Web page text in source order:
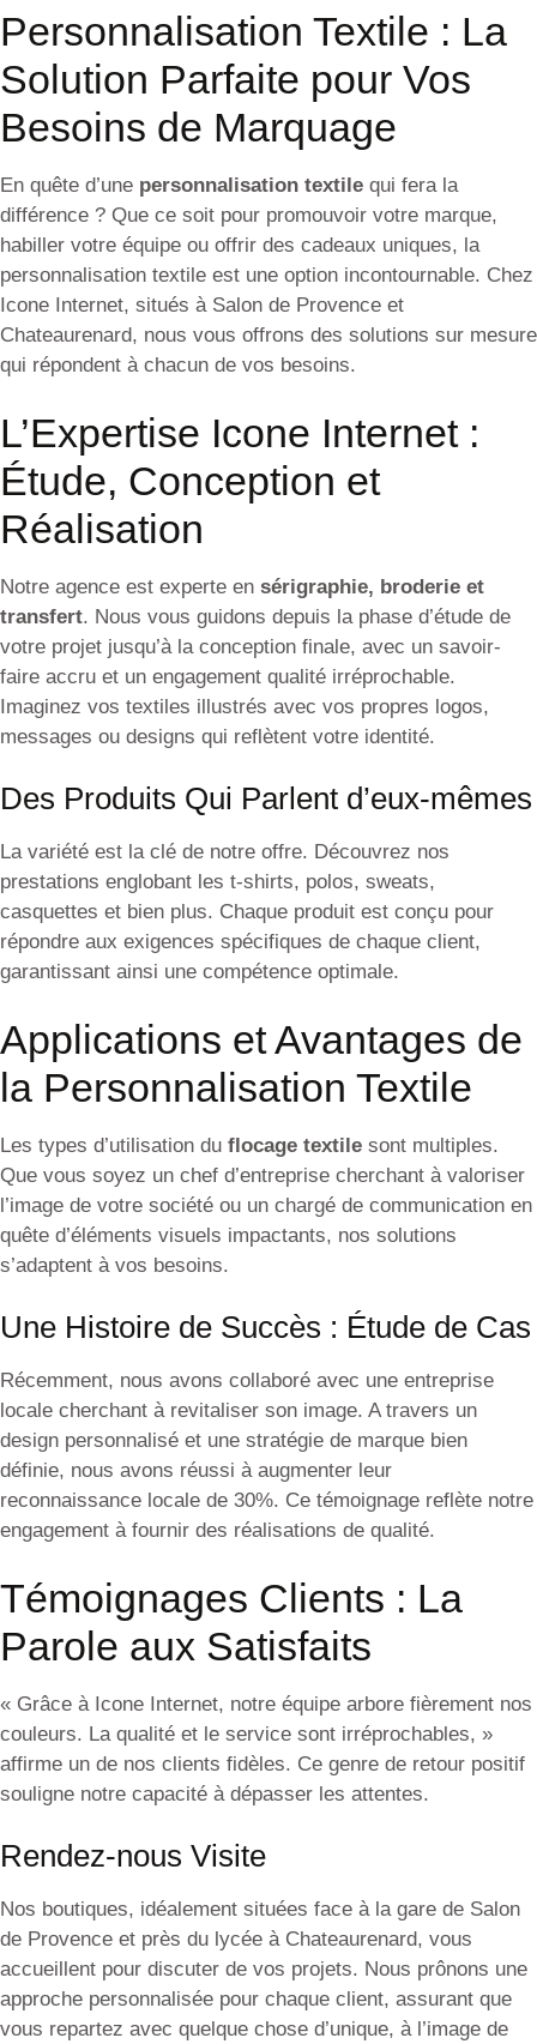
Personnalisation Textile : La
Solution Parfaite pour Vos
Besoins de Marquage
En quête d’une personnalisation textile qui fera la
différence ? Que ce soit pour promouvoir votre marque,
habiller votre équipe ou offrir des cadeaux uniques, la
personnalisation textile est une option incontournable. Chez
Icone Internet, situés à Salon de Provence et
Chateaurenard, nous vous offrons des solutions sur mesure
qui répondent à chacun de vos besoins.
L’Expertise Icone Internet :
Étude, Conception et
Réalisation
Notre agence est experte en sérigraphie, broderie et
transfert. Nous vous guidons depuis la phase d’étude de
votre projet jusqu’à la conception finale, avec un savoir-
faire accru et un engagement qualité irréprochable.
Imaginez vos textiles illustrés avec vos propres logos,
messages ou designs qui reflètent votre identité.
Des Produits Qui Parlent d’eux-mêmes
La variété est la clé de notre offre. Découvrez nos
prestations englobant les t-shirts, polos, sweats,
casquettes et bien plus. Chaque produit est conçu pour
répondre aux exigences spécifiques de chaque client,
garantissant ainsi une compétence optimale.
Applications et Avantages de
la Personnalisation Textile
Les types d’utilisation du flocage textile sont multiples.
Que vous soyez un chef d’entreprise cherchant à valoriser
l’image de votre société ou un chargé de communication en
quête d’éléments visuels impactants, nos solutions
s’adaptent à vos besoins.
Une Histoire de Succès : Étude de Cas
Récemment, nous avons collaboré avec une entreprise
locale cherchant à revitaliser son image. A travers un
design personnalisé et une stratégie de marque bien
définie, nous avons réussi à augmenter leur
reconnaissance locale de 30%. Ce témoignage reflète notre
engagement à fournir des réalisations de qualité.
Témoignages Clients : La
Parole aux Satisfaits
« Grâce à Icone Internet, notre équipe arbore fièrement nos
couleurs. La qualité et le service sont irréprochables, »
affirme un de nos clients fidèles. Ce genre de retour positif
souligne notre capacité à dépasser les attentes.
Rendez-nous Visite
Nos boutiques, idéalement situées face à la gare de Salon
de Provence et près du lycée à Chateaurenard, vous
accueillent pour discuter de vos projets. Nous prônons une
approche personnalisée pour chaque client, assurant que
vous repartez avec quelque chose d’unique, à l’image de